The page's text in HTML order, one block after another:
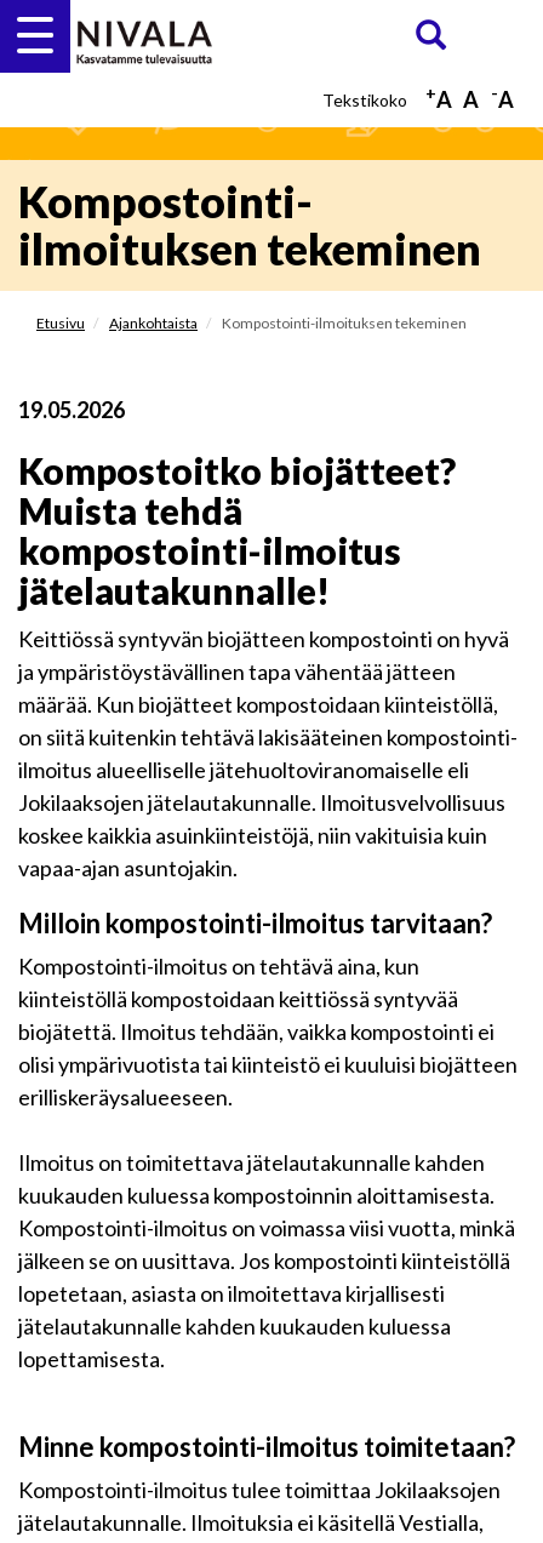
Hyppää
pääsisältöön
ETSI
-A
A
+A
Kompostointi-
ilmoituksen tekeminen
Etusivu Ajankohtaista Kompostointi-ilmoituksen tekeminen
19.05.2026
Kompostoitko biojätteet?
Muista tehdä
kompostointi-ilmoitus
jätelautakunnalle!
Keittiössä syntyvän biojätteen kompostointi on hyvä
ja ympäristöystävällinen tapa vähentää jätteen
määrää. Kun biojätteet kompostoidaan kiinteistöllä,
on siitä kuitenkin tehtävä lakisääteinen kompostointi-
ilmoitus alueelliselle jätehuoltoviranomaiselle eli
Jokilaaksojen jätelautakunnalle. Ilmoitusvelvollisuus
koskee kaikkia asuinkiinteistöjä, niin vakituisia kuin
vapaa-ajan asuntojakin.
Milloin kompostointi-ilmoitus tarvitaan?
Kompostointi-ilmoitus on tehtävä aina, kun
kiinteistöllä kompostoidaan keittiössä syntyvää
biojätettä. Ilmoitus tehdään, vaikka kompostointi ei
olisi ympärivuotista tai kiinteistö ei kuuluisi biojätteen
erilliskeräysalueeseen.
Ilmoitus on toimitettava jätelautakunnalle kahden
kuukauden kuluessa kompostoinnin aloittamisesta.
Kompostointi-ilmoitus on voimassa viisi vuotta, minkä
jälkeen se on uusittava. Jos kompostointi kiinteistöllä
lopetetaan, asiasta on ilmoitettava kirjallisesti
jätelautakunnalle kahden kuukauden kuluessa
lopettamisesta.
Minne kompostointi-ilmoitus toimitetaan?
Kompostointi-ilmoitus tulee toimittaa Jokilaaksojen
jätelautakunnalle. Ilmoituksia ei käsitellä Vestialla,